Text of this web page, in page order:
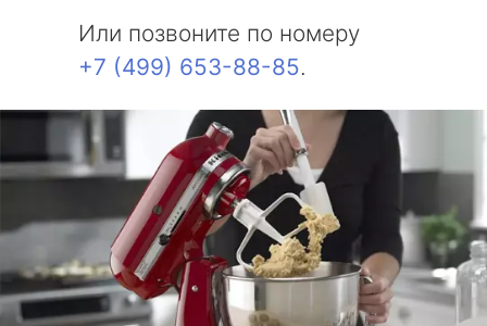
Или позвоните по номеру
+7 (499) 653-88-85.